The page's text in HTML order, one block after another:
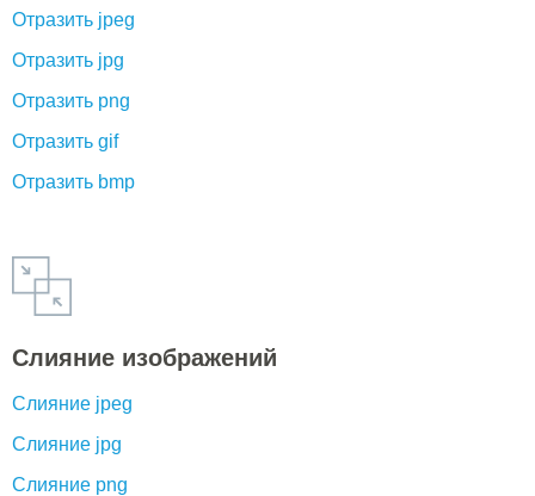
Отразить jpeg
Отразить jpg
Отразить png
Отразить gif
Отразить bmp
Слияние изображений
Слияние jpeg
Слияние jpg
Слияние png